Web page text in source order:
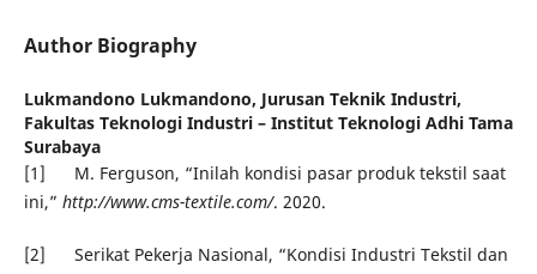
Author Biography
Lukmandono Lukmandono, Jurusan Teknik Industri,
Fakultas Teknologi Industri – Institut Teknologi Adhi Tama
Surabaya
[1] M. Ferguson, “Inilah kondisi pasar produk tekstil saat
ini,” http://www.cms-textile.com/. 2020.
[2] Serikat Pekerja Nasional, “Kondisi Industri Tekstil dan